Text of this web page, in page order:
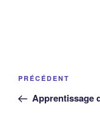
Navigation
l’article
Article
précédent
PRÉCÉDENT
Apprentissage